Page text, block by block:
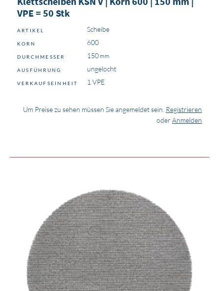
VPE = 50 Stk
ARTIKEL Scheibe
KORN 600
DURCHMESSER 150
AUSFÜHRUNG ungelocht
VERKAUFSEINHEIT 1 VPE
Um Preise zu sehen müssen Sie angemeldet sein. Registrieren
oder Anmelden